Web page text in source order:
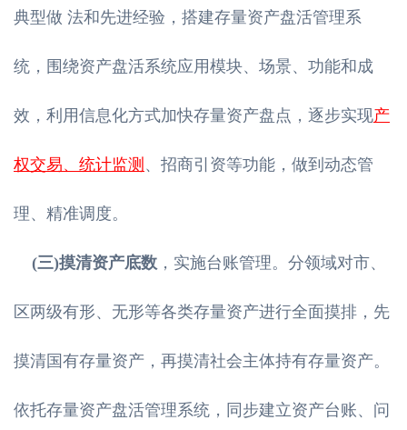
典型做 法和先进经验，搭建存量资产盘活管理系
统，围绕资产盘活系统应用模块、场景、功能和成
效，利用信息化方式加快存量资产盘点，逐步实现产
权交易、统计监测 、招商引资等功能，做到动态管
理、精准调度。
(三)摸清资产底数 ，实施台账管理。分领域对市、
区两级有形、无形等各类存量资产进行全面摸排，先
摸清国有存量资产，再摸清社会主体持有存量资产。
依托存量资产盘活管理系统，同步建立资产台账、问